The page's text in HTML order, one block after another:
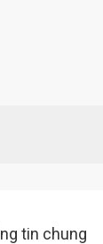
tin chung